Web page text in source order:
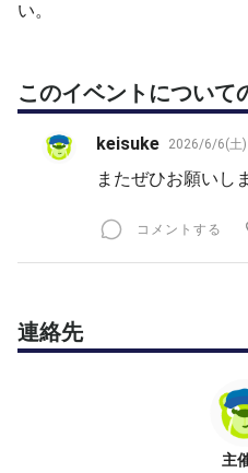
い。
このイベントについて
keisuke 2026/6/6(土)
またぜひお願いし
コメントする
連絡先
主